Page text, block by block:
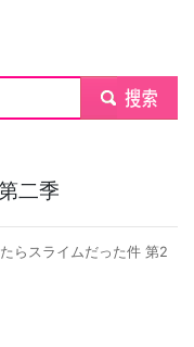
submit
二季
らスライムだった件 第2